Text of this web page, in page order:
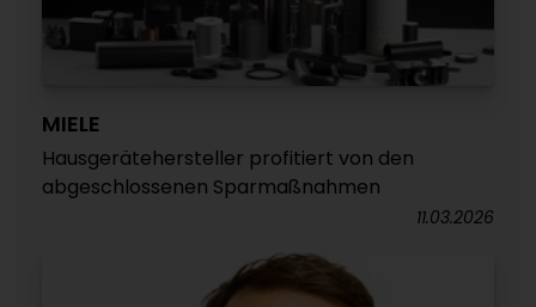
MIELE
Hausgerätehersteller profitiert von den
abgeschlossenen Sparmaßnahmen
11.03.2026